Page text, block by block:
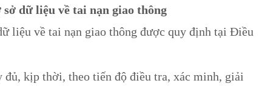
dữ liệu về tai nạn giao thông
liệu về tai nạn giao thông được quy định tại Điều
đủ, kịp thời, theo tiến độ điều tra, xác minh, giải